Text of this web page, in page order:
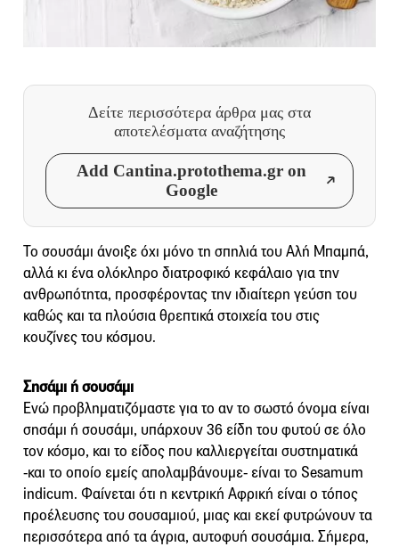
Δείτε περισσότερα άρθρα μας στα
αποτελέσματα αναζήτησης
Add Cantina.protothema.gr on
Google
Το σουσάμι άνοιξε όχι μόνο τη σπηλιά του Αλή Μπαμπά,
αλλά κι ένα ολόκληρο διατροφικό κεφάλαιο για την
ανθρωπότητα, προσφέροντας την ιδιαίτερη γεύση του
καθώς και τα πλούσια θρεπτικά στοιχεία του στις
κουζίνες του κόσμου.
Σησάμι ή σουσάμι
Ενώ προβληματιζόμαστε για το αν το σωστό όνομα είναι
σησάμι ή σουσάμι, υπάρχουν 36 είδη του φυτού σε όλο
τον κόσμο, και το είδος που καλλιεργείται συστηματικά
-και το οποίο εμείς απολαμβάνουμε- είναι το Sesamum
indicum. Φαίνεται ότι η κεντρική Αφρική είναι ο τόπος
προέλευσης του σουσαμιού, μιας και εκεί φυτρώνουν τα
περισσότερα από τα άγρια, αυτοφυή σουσάμια. Σήμερα,